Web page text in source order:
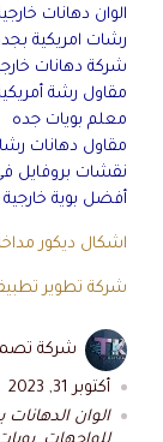
الوان دهانات
رشات امريكية
شركة دهانات
مقاول رشة
معلم بويات جده
مقاول دهانات
نقشات بروفايل
أفضل بوية
اشكال ديكور
شركة تطوير
شركة
أكتوبر 31, 2023
الوان الدهانات